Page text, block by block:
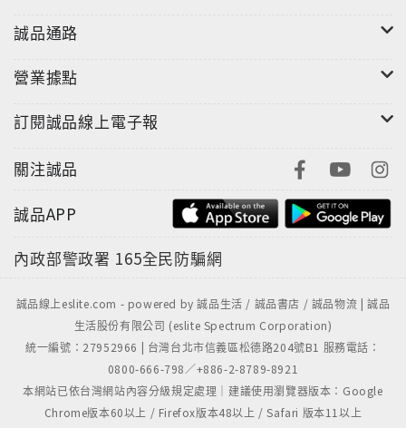
誠品通路
營業據點
訂閱誠品線上電子報
關注誠品
誠品APP
內政部警政署 165全民防騙網
誠品線上eslite.com - powered by 誠品生活 / 誠品書店 / 誠品物流 | 誠品
生活股份有限公司 (eslite Spectrum Corporation)
統一編號：27952966 | 台灣台北市信義區松德路204號B1 服務電話：
0800-666-798／+886-2-8789-8921
本網站已依台灣網站內容分級規定處理｜建議使用瀏覽器版本：Google
Chrome版本60以上 / Firefox版本48以上 / Safari 版本11以上